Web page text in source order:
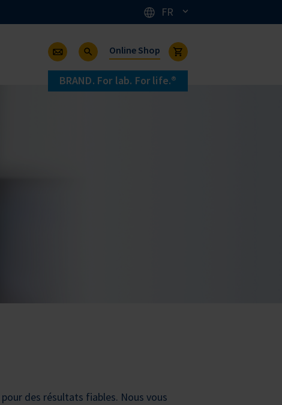
FR
Online Shop
BRAND. For lab. For life.®
des résultats fiables. Nous vous